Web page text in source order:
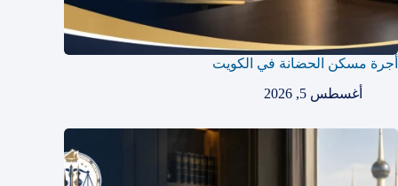
أجرة مسكن الحضانة في الكويت
أغسطس 5, 2026